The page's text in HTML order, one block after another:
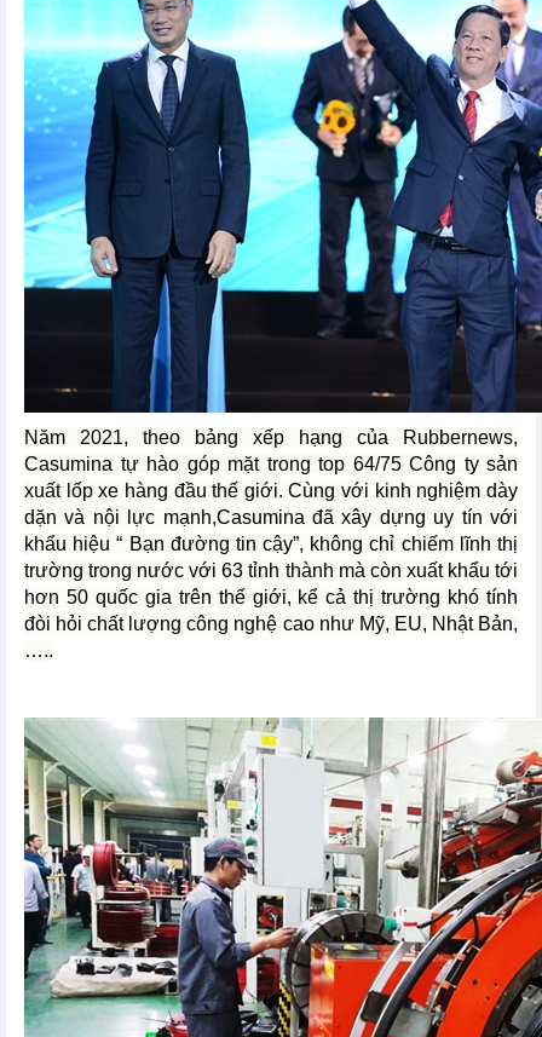
Năm 2021, theo bảng xếp hạng của Rubbernews,
Casumina tự hào góp mặt trong top 64/75 Công ty sản
xuất lốp xe hàng đầu thế giới. Cùng với kinh nghiệm dày
dặn và nội lực mạnh,Casumina đã xây dựng uy tín với
khẩu hiệu “ Bạn đường tin cậy”, không chỉ chiếm lĩnh thị
trường trong nước với 63 tỉnh thành mà còn xuất khẩu tới
hơn 50 quốc gia trên thế giới, kể cả thị trường khó tính
đòi hỏi chất lượng công nghệ cao như Mỹ, EU, Nhật Bản,
…..